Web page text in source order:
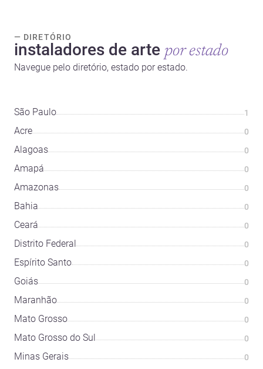
— DIRETÓRIO
instaladores de arte por estado
Navegue pelo diretório, estado por estado.
São Paulo 1
Acre 0
Alagoas 0
Amapá 0
Amazonas 0
Bahia 0
Ceará 0
Distrito Federal 0
Espírito Santo 0
Goiás 0
Maranhão 0
Mato Grosso 0
Mato Grosso do Sul 0
Minas Gerais 0